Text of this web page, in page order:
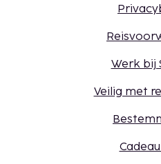
Werk bij
Veilig met